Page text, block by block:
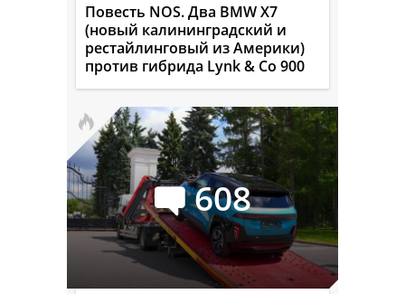
Повесть NOS. Два BMW X7
(новый калининградский и
рестайлинговый из Америки)
против гибрида Lynk & Co 900
608